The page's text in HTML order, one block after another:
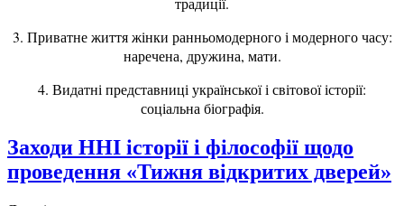
3. Приватне життя жінки ранньомодерного і модерного часу:
наречена, дружина, мати.
4. Видатні представниці української і світової історії:
соціальна біографія.
Заходи ННІ історії і філософії щодо
проведення «Тижня відкритих дверей»